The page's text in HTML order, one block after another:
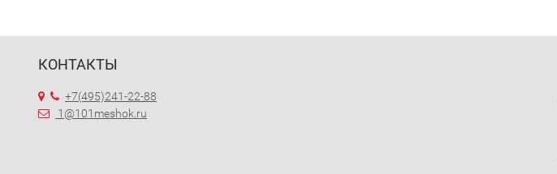
КОНТАКТЫ
+7(495)241-22-88
1@101meshok.ru